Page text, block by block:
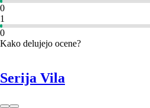
0
1
0
Kako delujejo ocene?
Serija Vila